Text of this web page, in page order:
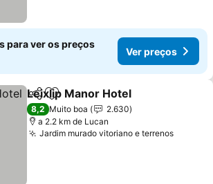
para ver os preços
Ver preços
PartilharAdicionar aos favoritos
Leixlip Manor Hotel
8,2 Muito boa
2.630
a 2.2 km de Lucan
Jardim murado vitoriano e terrenosVer